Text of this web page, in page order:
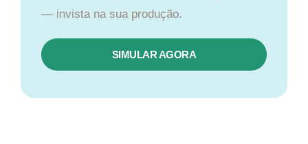
— invista na sua produção.
SIMULAR AGORA